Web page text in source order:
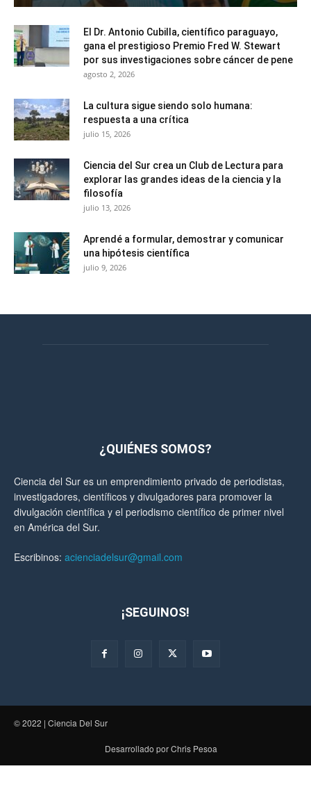
El Dr. Antonio Cubilla, científico paraguayo,
gana el prestigioso Premio Fred W. Stewart
por sus investigaciones sobre cáncer de pene
agosto 2, 2026
La cultura sigue siendo solo humana:
respuesta a una crítica
julio 15, 2026
Ciencia del Sur crea un Club de Lectura para
explorar las grandes ideas de la ciencia y la
filosofía
julio 13, 2026
Aprendé a formular, demostrar y comunicar
una hipótesis científica
julio 9, 2026
¿QUIÉNES SOMOS?
Ciencia del Sur es un emprendimiento privado de periodistas,
investigadores, científicos y divulgadores para promover la
divulgación científica y el periodismo científico de primer nivel
en América del Sur.
Escribinos: acienciadelsur@gmail.com
¡SEGUINOS!
© 2022 | Ciencia Del Sur
Desarrollado por Chris Pesoa